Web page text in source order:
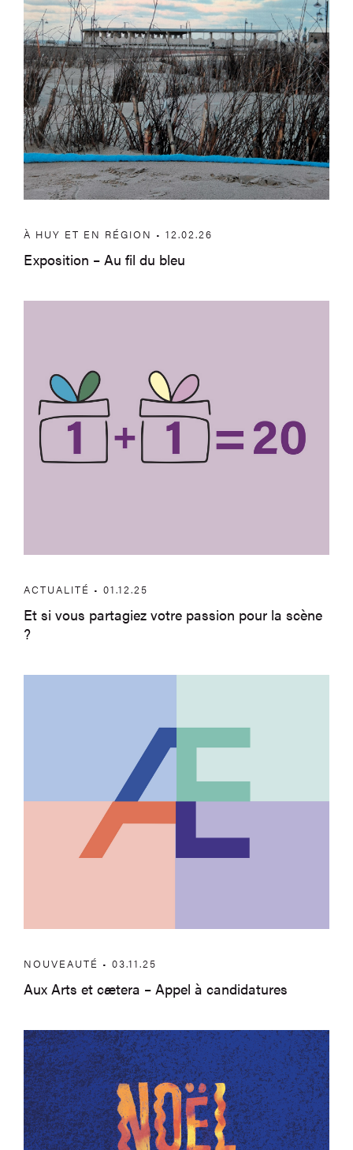
À HUY ET EN RÉGION • 12.02.26
Exposition – Au fil du bleu
ACTUALITÉ • 01.12.25
Et si vous partagiez votre passion pour la scène
?
NOUVEAUTÉ • 03.11.25
Aux Arts et cætera – Appel à candidatures
À Huy et en région en novembre et